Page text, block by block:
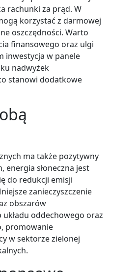
rachunki za prąd. W
korzystać z darmowej
oszczędności. Warto
finansowego oraz ulgi
inwestycja w panele
nadwyżek
stanowi dodatkowe
ma także pozytywny
energia słoneczna jest
do redukcji emisji
zanieczyszczenie
obszarów
oddechowego oraz
promowanie
w sektorze zielonej